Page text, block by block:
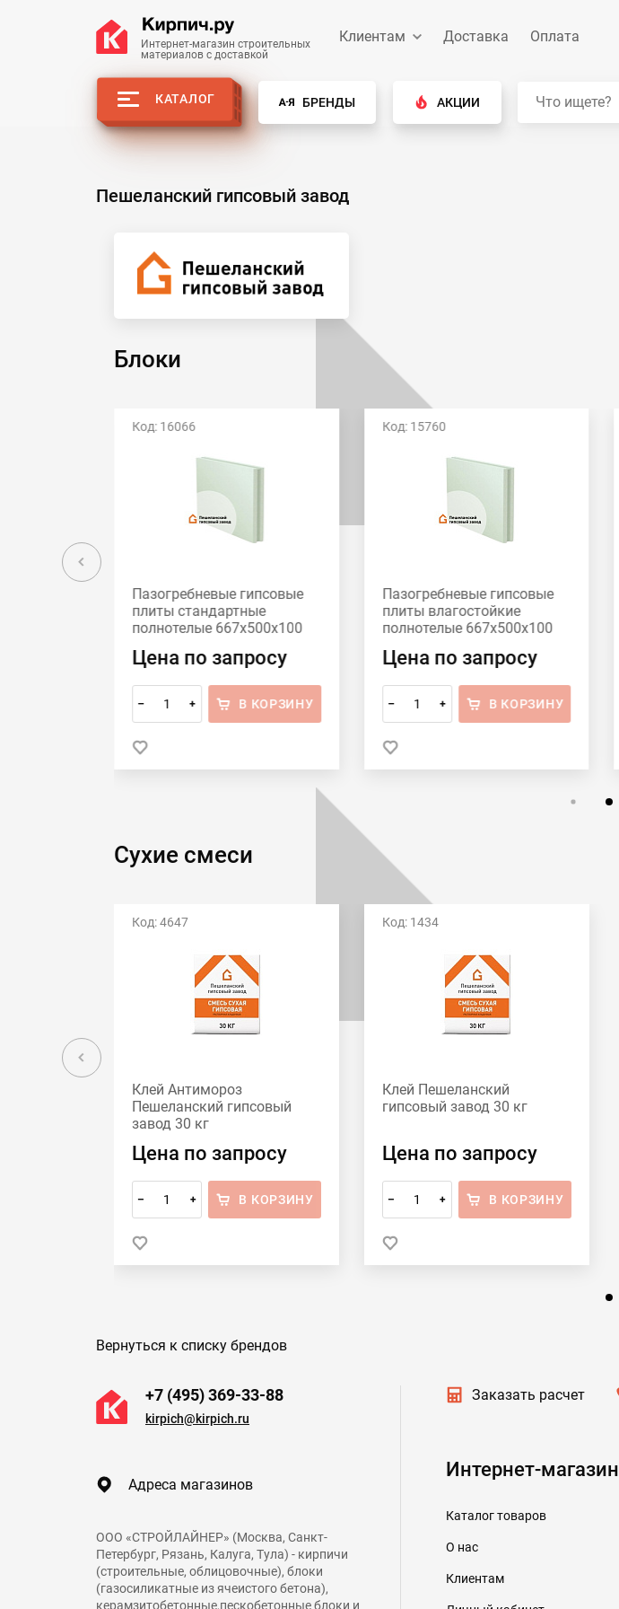
Интернет-магазин строительных
материалов с доставкой
Клиентам Доставка Оплата
КАТАЛОГ БРЕНДЫ АКЦИИ
Пешеланский гипсовый завод
Блоки
Код: 16066
Пазогребневые гипсовые
плиты стандартные
полнотелые 667x500x100
завод
Цена по запросу
– + В КОРЗИНУ
Код: 15760
Пазогребневые гипсовые
плиты влагостойкие
полнотелые 667x500x100
завод
Цена по запросу
– + В КОРЗИНУ
Сухие смеси
Код: 4647
Клей Антимороз
Пешеланский гипсовый
завод 30 кг
Цена по запросу
– + В КОРЗИНУ
Код: 1434
Клей Пешеланский
гипсовый завод 30 кг
Цена по запросу
– + В КОРЗИНУ
Вернуться к списку брендов
+7 (495) 369-33-88
kirpich@kirpich.ru
Адреса магазинов
ООО «СТРОЙЛАЙНЕР» (Москва, Санкт-
Петербург, Рязань, Калуга, Тула) - кирпичи
(строительные, облицовочные), блоки
(газосиликатные из ячеистого бетона),
керамзитобетонные,пескобетонные блоки и
Заказать расчет
Интернет-магазин
Каталог товаров
О нас
Клиентам